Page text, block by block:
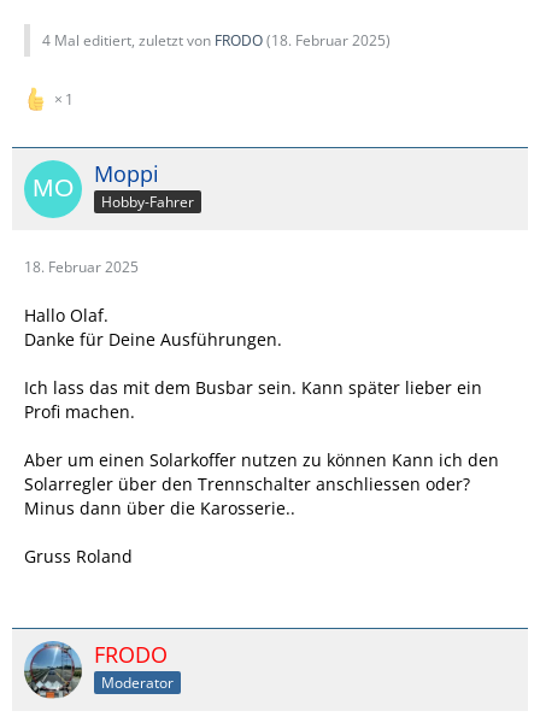
4 Mal editiert, zuletzt von FRODO(18. Februar 2025)
1
Moppi
Hobby-Fahrer
18. Februar 2025
Hallo Olaf.
Danke für Deine Ausführungen.
Ich lass das mit dem Busbar sein. Kann später lieber ein
Profi machen.
Aber um einen Solarkoffer nutzen zu können Kann ich den
Solarregler über den Trennschalter anschliessen oder?
Minus dann über die Karosserie..
Gruss Roland
FRODO
Moderator